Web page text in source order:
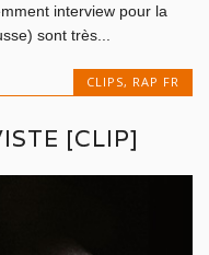
interview pour la
sont très...
CLIPS, RAP FR
[CLIP]